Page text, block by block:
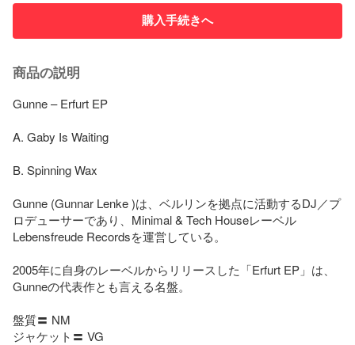
購入手続きへ
商品の説明
Gunne – Erfurt EP
A. Gaby Is Waiting
B. Spinning Wax
Gunne (Gunnar Lenke )は、ベルリンを拠点に活動するDJ／プ
ロデューサーであり、Minimal & Tech Houseレーベル
Lebensfreude Recordsを運営している。
2005年に自身のレーベルからリリースした「Erfurt EP」は、
Gunneの代表作とも言える名盤。
盤質〓 NM
ジャケット〓 VG